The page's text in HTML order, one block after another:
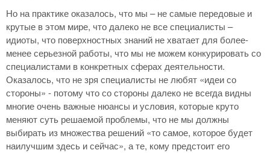
Но на практике оказалось, что мы – не самые передовые и
крутые в этом мире, что далеко не все специалисты –
идиоты, что поверхностных знаний не хватает для более-
менее серьезной работы, что мы не можем конкурировать со
специалистами в конкретных сферах деятельности.
Оказалось, что не зря специалисты не любят «идеи со
стороны» - потому что со стороны далеко не всегда видны
многие очень важные нюансы и условия, которые круто
меняют суть решаемой проблемы, что не мы должны
выбирать из множества решений «то самое, которое будет
наилучшим здесь и сейчас», а те, кому предстоит его